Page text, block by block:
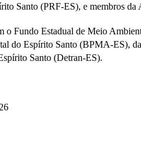
Santo (PRF-ES), e membros
o Fundo Estadual de Meio
do Espírito Santo (BPMA-ES),
Santo (Detran-ES).